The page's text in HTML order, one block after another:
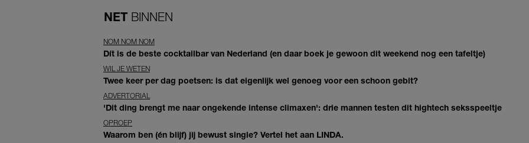
NET BINNEN
NOM NOM NOM
Dít is de beste cocktailbar van Nederland (en daar boek je gewoon dit weekend nog een tafeltje)
WIL JE WETEN
Twee keer per dag poetsen: is dat eigenlijk wel genoeg voor een schoon gebit?
ADVERTORIAL
'Dit ding brengt me naar ongekende intense climaxen': drie mannen testen dit hightech seksspeeltje
OPROEP
Waarom ben (én blijf) jij bewust single? Vertel het aan LINDA.